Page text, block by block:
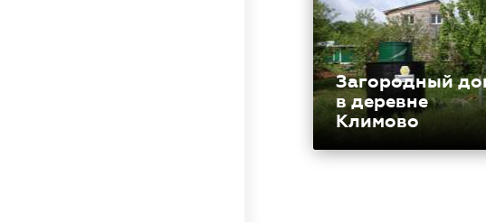
Загородный
в деревне
Климово